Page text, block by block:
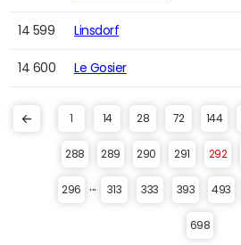
14 599 Linsdorf
14 600 Le Gosier
1 14 28 72 144
288 289 290 291 292
296 313 333 393 493
698